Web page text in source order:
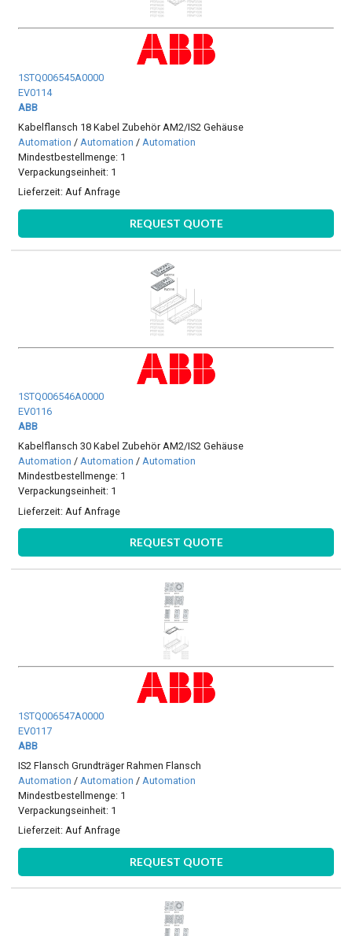
1STQ006545A0000
EV0114
ABB
Kabelflansch 18 Kabel Zubehör AM2/IS2 Gehäuse
Automation / Automation / Automation
Mindestbestellmenge: 1
Verpackungseinheit: 1
Lieferzeit:Auf Anfrage
REQUEST QUOTE
1STQ006546A0000
EV0116
ABB
Kabelflansch 30 Kabel Zubehör AM2/IS2 Gehäuse
Automation /Automation /Automation
Mindestbestellmenge: 1
Verpackungseinheit: 1
Lieferzeit: Auf Anfrage
REQUEST QUOTE
1STQ006547A0000
EV0117
ABB
IS2 Flansch Grundträger Rahmen Flansch
Automation / Automation / Automation
Mindestbestellmenge: 1
Verpackungseinheit: 1
Lieferzeit:Auf Anfrage
REQUEST QUOTE